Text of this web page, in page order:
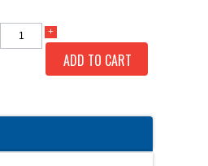
ADD TO CART